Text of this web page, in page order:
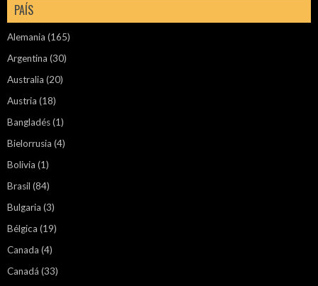
PAÍS
Alemania (165)
Argentina (30)
Australia (20)
Austria (18)
Bangladés(1)
Bielorrusia (4)
Bolivia (1)
Brasil (84)
Bulgaria (3)
Bélgica (19)
Canada (4)
Canadá (33)